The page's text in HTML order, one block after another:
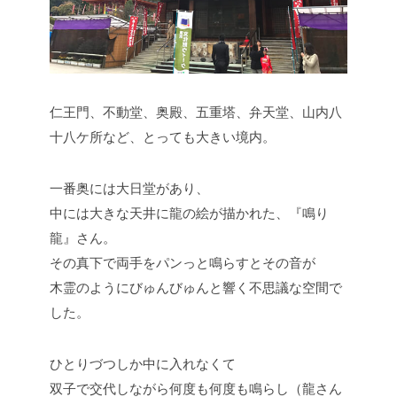
仁王門、不動堂、奥殿、五重塔、弁天堂、山内八
十八ケ所など、とっても大きい境内。
一番奥には大日堂があり、
中には大きな天井に龍の絵が描かれた、『鳴り
龍』さん。
その真下で両手をパンっと鳴らすとその音が
木霊のようにびゅんびゅんと響く不思議な空間で
した。
ひとりづつしか中に入れなくて
双子で交代しながら何度も何度も鳴らし（龍さん